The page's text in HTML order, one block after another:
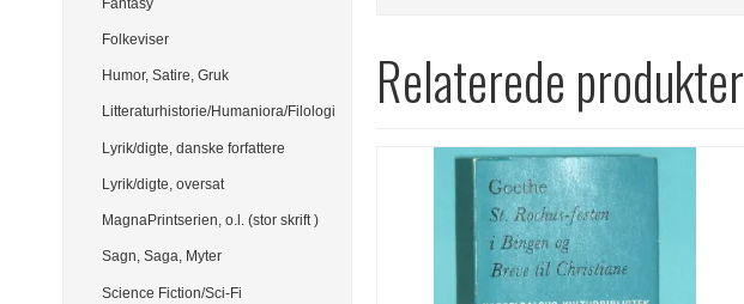
Folkeviser
Humor, Satire, Gruk
Litteraturhistorie/Humaniora/Filologi
Lyrik/digte, danske forfattere
Lyrik/digte, oversat
MagnaPrintserien, o.l. (stor skrift )
Sagn, Saga, Myter
Science Fiction/Sci-Fi
Relaterede produkter